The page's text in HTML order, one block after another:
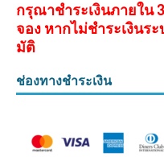
กรุณาชำระเงินภายใน
จอง หากไม่ชำระเงินร
มัติ
ช่องทางชำระเงิน